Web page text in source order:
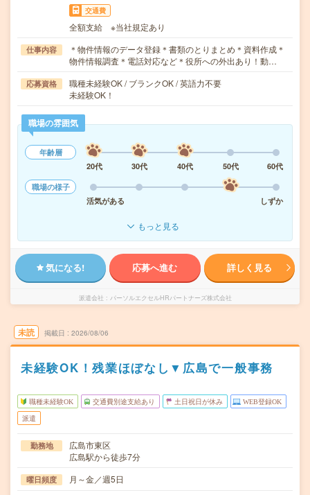
交通費
全額支給 ※当社規定あり
仕事内容
＊物件情報のデータ登録＊書類のとりまとめ＊資料作成＊
物件情報調査＊電話対応など＊役所への外出あり！動…
応募資格
職種未経験OK / ブランクOK / 英語力不要
未経験OK！
職場の雰囲気
年齢層
20代
30代 40代 50代
60代
職場の様子
活気がある
しずか
もっと見る
気になる! 応募へ進む 詳しく見る
派遣会社 パーソルエクセルHRパートナーズ株式会社
未読 掲載日 2026/08/06
未経験OK！残業ほぼなし▼広島で一般事務
職種未経験OK 交通費別途支給あり 土日祝日が休み WEB登録OK
派遣
勤務地
広島市東区
広島駅から徒歩7分
曜日頻度 月～金／週5日